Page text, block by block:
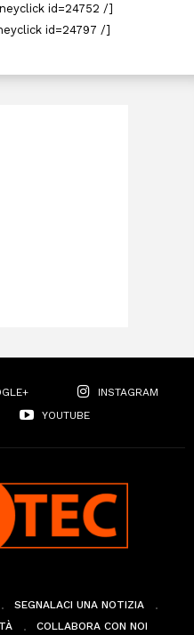
id=24752 /]
id=24797 /]
INSTAGRAM
YOUTUBE
SEGNALACI UNA NOTIZIA
COLLABORA CON NOI